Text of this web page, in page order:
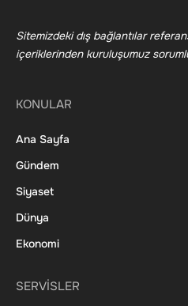
Sitemizdeki dış bağlantılar
içeriklerinden kuruluşumuz
KONULAR
Ana Sayfa
Gündem
Siyaset
Dünya
Ekonomi
SERVİSLER